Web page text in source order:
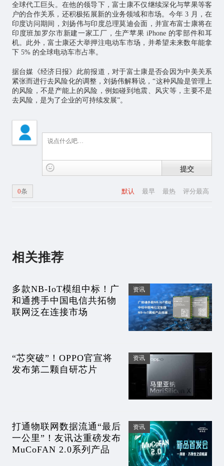
全球代工巨头。在他的领导下，富士康不仅继续深化与苹果等客
户的合作关系，还积极拓展新的业务领域和市场。今年 3 月，在
印度访问期间，刘扬伟与印度总理莫迪会面，并宣布富士康将在
印度班加罗尔市新建一家工厂，生产苹果 iPhone 的零部件和耳
机。此外，富士康还大举押注电动车市场，并希望未来数年能拿
下 5% 的全球电动车市占率。
据台媒《经济日报》此前报道，对于富士康是否会因为中美关系
紧张而进行去风险化的调整，刘扬伟解释说，“这种风险是管理上
的风险，不是产能上的风险，例如碰到地震、风灾等，主要不是
去风险，是为了企业的可持续发展”。
提交
默认 最早 最热 评分最高
0条
相关推荐
多款NB-IoT模组中标！广
和通携手中国电信共拓物
联网泛在连接市场
资讯
“芯突破”！OPPO官宣将
发布第二颗自研芯片
资讯
打通物联网数据流通“最后
一公里”！友讯达重磅发布
MuCoFAN 2.0系列产品
资讯